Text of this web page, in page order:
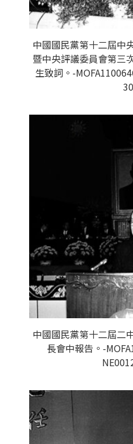
中國國民黨第十二屆中
暨中央評議委員會第三
生致詞。-
中國國民黨第十二屆二
長會中報告。-